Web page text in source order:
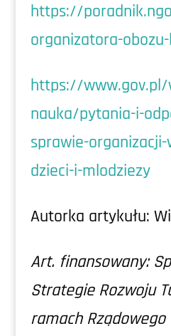
https://
organizatora-
https://
nauka/pytania-i-
sprawie-
dzieci-i-mlodziezy
Autorka artykułu:
Art. finansowany:
Strategie Rozwoju
ramach